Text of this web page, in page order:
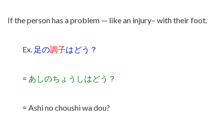
If the person has a problem — like an injury– with their foot.
Ex. 足の調子はどう？
= あしのちょうしはどう？
= Ashi no choushi wa dou?